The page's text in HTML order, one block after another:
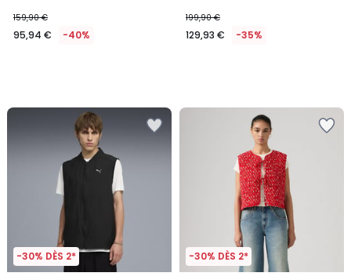
159,90 €
95,94 € -40%
199,90 €
129,93 € -35%
-30% DÈS 2* -30% DÈS 2*